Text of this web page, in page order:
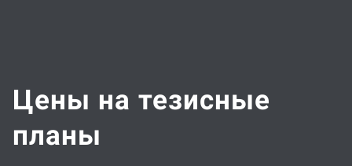
Цены на тезисные
планы